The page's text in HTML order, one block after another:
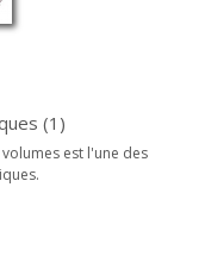
(1)
est l'une des